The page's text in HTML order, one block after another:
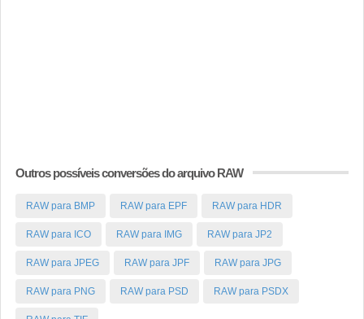
Outros possíveis conversões do arquivo RAW
RAW para BMP RAW para EPF RAW para HDR
RAW para ICO RAW para IMG RAW para JP2
RAW para JPEG RAW para JPF RAW para JPG
RAW para PNG RAW para PSD RAW para PSDX